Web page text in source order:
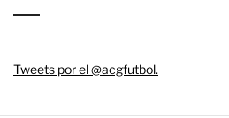
Tweets por el @acgfutbol.